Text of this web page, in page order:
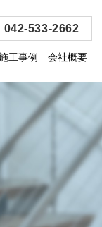
工事例 会社概要
042-533-2662